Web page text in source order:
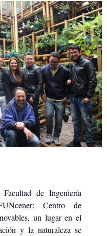
de Ingeniería
Centro de
un lugar en el
y la naturaleza se